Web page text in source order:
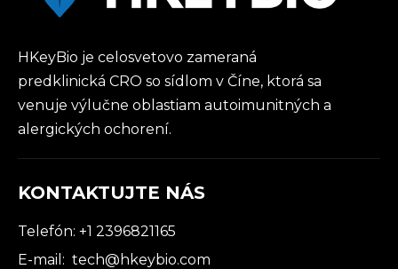
HKeyBio je celosvetovo zameraná
predklinická CRO so sídlom v Číne, ktorá sa
venuje výlučne oblastiam autoimunitných a
alergických ochorení.
KONTAKTUJTE NÁS
Telefón: +1 2396821165
E-mail: tech@hkeybio.com